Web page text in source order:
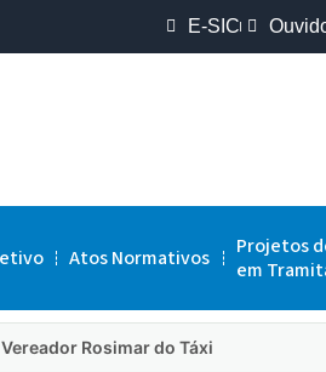
E-SIC
Atos Normativos
Projetos
em
Rosimar do Táxi